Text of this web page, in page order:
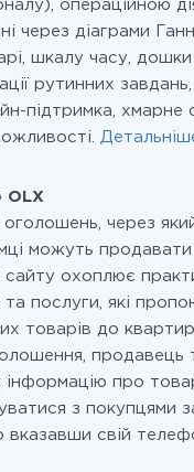
операційною
через діаграми
шкалу часу,
рутинних
підтримка,
OLX
через
можуть продавати
сайту охоплює
послуги, які
товарів до квартир
продавець
інформацію про
з покупцями
вказавши свій